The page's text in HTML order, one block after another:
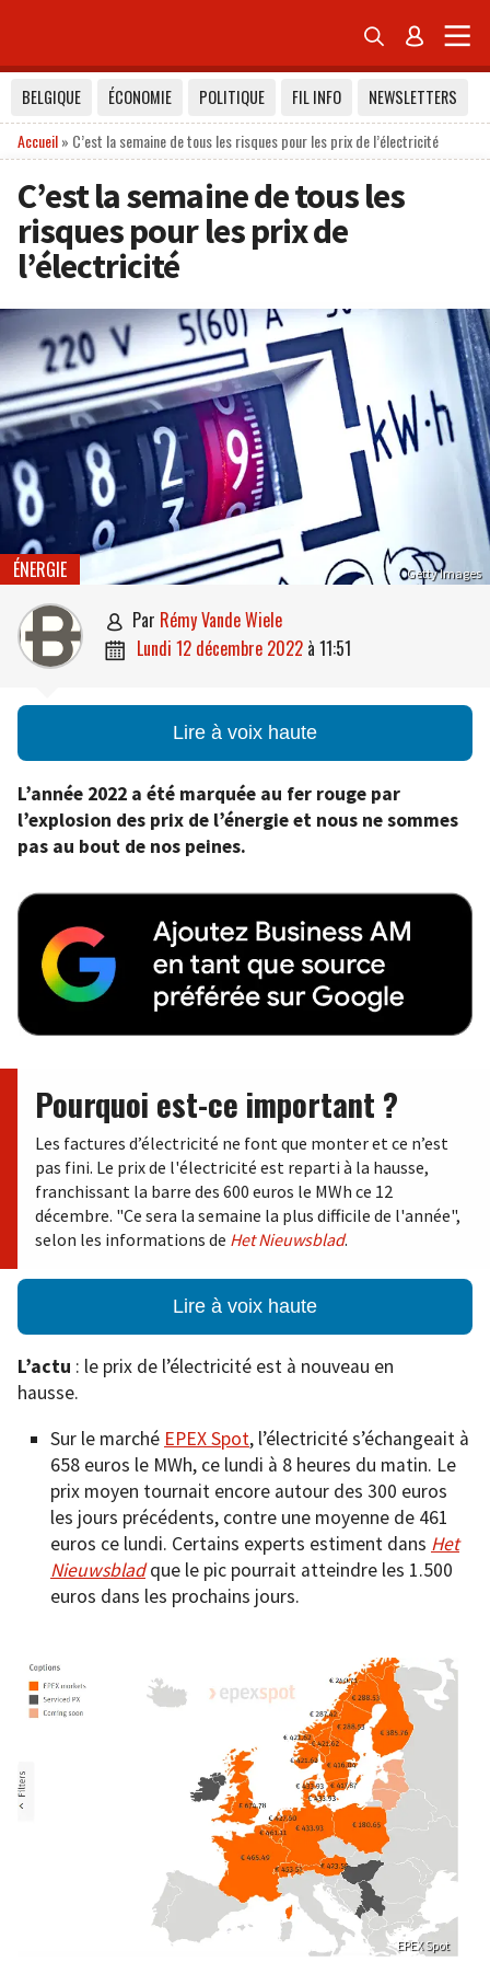
 
BELGIQUE ÉCONOMIE POLITIQUE FIL INFO
NEWSLETTERS
Accueil» C’est la semaine de tous les risques pour les prix de l’électricité
C’est la semaine de tous les
risques pour les prix de
l’électricité
Getty Images
ÉNERGIE
 par Rémy Vande Wiele
 lundi 12 décembre 2022 à 11:51
Lire à voix haute
L’année 2022 a été marquée au fer rouge par
l’explosion des prix de l’énergie et nous ne sommes
pas au bout de nos peines.
Pourquoi est-ce important ?
Les factures d’électricité ne font que monter et ce n’est
pas fini. Le prix de l'électricité est reparti à la hausse,
franchissant la barre des 600 euros le MWh ce 12
décembre. "Ce sera la semaine la plus difficile de l'année",
selon les informations de Het Nieuwsblad.
Lire à voix haute
L’actu : le prix de l’électricité est à nouveau en
hausse.
Sur le marché EPEX Spot, l’électricité s’échangeait à
658 euros le MWh, ce lundi à 8 heures du matin. Le
prix moyen tournait encore autour des 300 euros
les jours précédents, contre une moyenne de 461
euros ce lundi. Certains experts estiment dans Het
Nieuwsbladque le pic pourrait atteindre les 1.500
euros dans les prochains jours.
EPEX Spot